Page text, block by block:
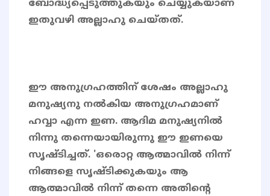
ബോദ്ധ്യപ്പെടുത്തുകയും ചെയ്യുകയാണ്
ഇതുവഴി അല്ലാഹു ചെയ്തത്.
ഈ അനുഗ്രഹത്തിന് ശേഷം അല്ലാഹു
മനുഷ്യനു നൽകിയ അനുഗ്രഹമാണ്
ഹവ്വാ എന്ന ഇണ. ആദിമ മനുഷ്യനിൽ
നിന്നു തന്നെയായിരുന്നു ഈ ഇണയെ
സൃഷ്ടിച്ചത്. 'ഒരൊറ്റ ആത്മാവിൽ നിന്ന്
നിങ്ങളെ സൃഷ്ടിക്കുകയും ആ
ആത്മാവിൽ നിന്ന് തന്നെ അതിന്റെ